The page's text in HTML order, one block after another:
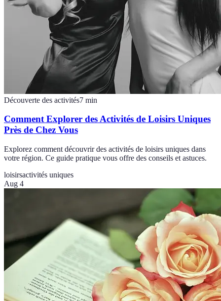
Découverte des activités7 min
Comment Explorer des Activités de Loisirs Uniques
Près de Chez Vous
Explorez comment découvrir des activités de loisirs uniques dans
votre région. Ce guide pratique vous offre des conseils et astuces.
loisirsactivités uniques
Aug 4